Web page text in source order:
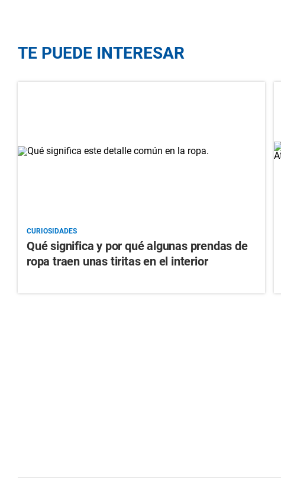
TE PUEDE INTERESAR
CURIOSIDADES
Qué significa y por qué algunas prendas de
ropa traen unas tiritas en el interior